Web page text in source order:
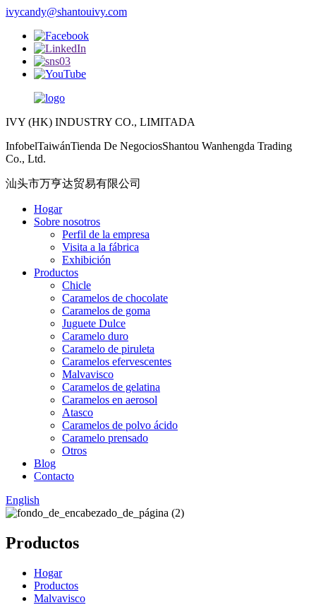
ivycandy@shantouivy.com
IVY (HK) INDUSTRY CO., LIMITADA
InfobelTaiwánTienda De NegociosShantou Wanhengda Trading
Co., Ltd.
汕头市万亨达贸易有限公司
Hogar
Sobre nosotros
Perfil de la empresa
Visita a la fábrica
Exhibición
Productos
Chicle
Caramelos de chocolate
Caramelos de goma
Juguete Dulce
Caramelo duro
Caramelo de piruleta
Caramelos efervescentes
Malvavisco
Caramelos de gelatina
Caramelos en aerosol
Atasco
Caramelos de polvo ácido
Caramelo prensado
Otros
Blog
Contacto
English
Productos
Hogar
Productos
Malvavisco